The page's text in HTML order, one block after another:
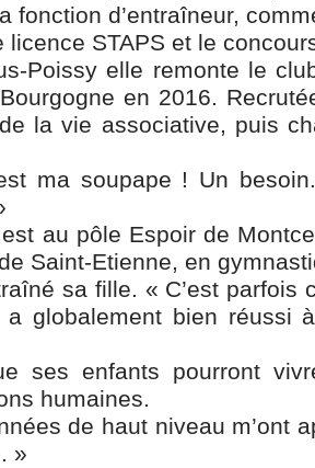
fonction d’entraîneur,
licence STAPS et le
Poissy elle remonte le
en 2016.
la vie associative, puis
ma soupape ! Un
au pôle Espoir de
Saint-Etienne, en
sa fille. « C’est parfois
globalement bien réussi
ses enfants pourront
humaines.
de haut niveau m’ont
»